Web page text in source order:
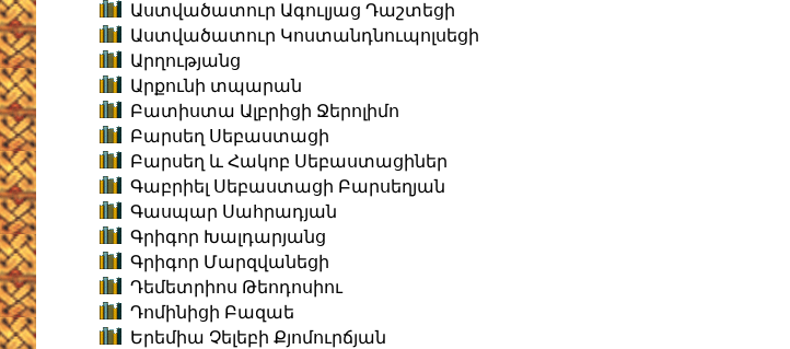
Աստվածատուր Ագուլյաց Դաշտեցի
Աստվածատուր Կոստանդնուպոլսեցի
Արղությանց
Արքունի տպարան
Բատիստա Ալբրիցի Ջերոլիմո
Բարսեղ Սեբաստացի
Բարսեղ և Հակոբ Սեբաստացիներ
Գաբրիել Սեբաստացի Բարսեղյան
Գասպար Սահրադյան
Գրիգոր Խալդարյանց
Գրիգոր Մարզվանեցի
Դեմետրիոս Թեոդոսիու
Դոմինիցի Բազաե
Երեմիա Չելեբի Քյոմուրճյան